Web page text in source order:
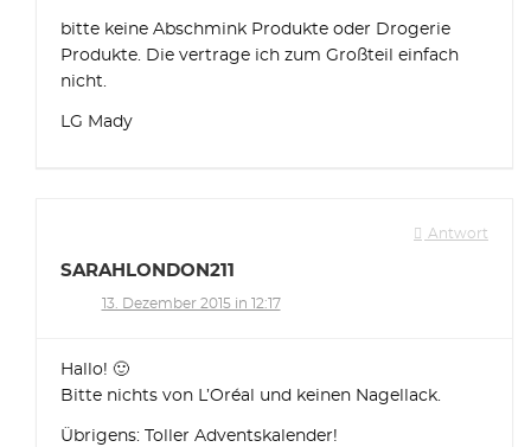
bitte keine Abschmink Produkte oder Drogerie
Produkte. Die vertrage ich zum Großteil einfach
nicht.
LG Mady
Antwort
SARAHLONDON211
13. Dezember 2015 in 12:17
Hallo! 🙂
Bitte nichts von L’Oréal und keinen Nagellack.
Übrigens: Toller Adventskalender!